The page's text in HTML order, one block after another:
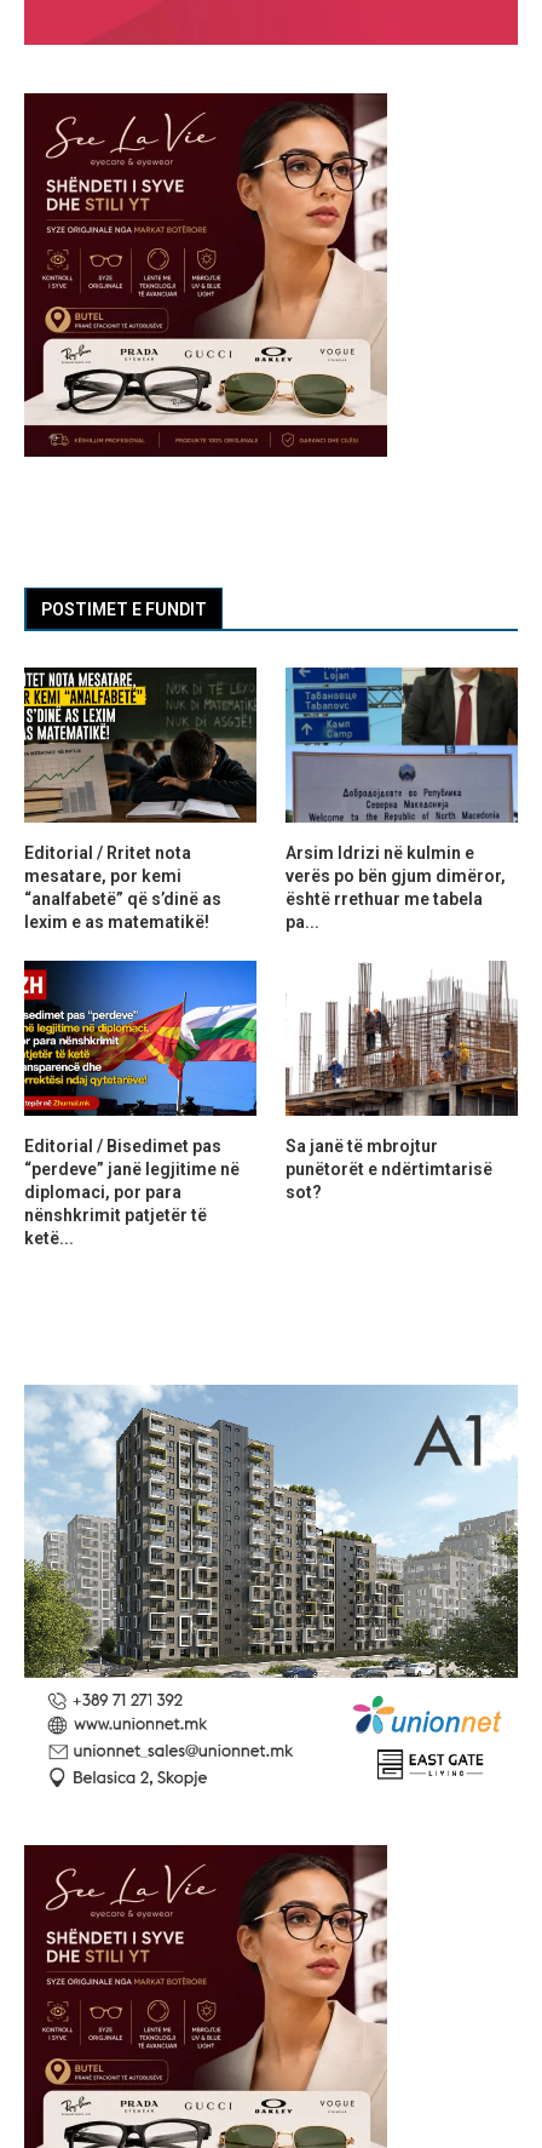
POSTIMET E FUNDIT
Editorial / Rritet nota
mesatare, por kemi
“analfabetë” që s’dinë as
lexim e as matematikë!
Arsim Idrizi në kulmin e
verës po bën gjum dimëror,
është rrethuar me tabela
pa...
Editorial / Bisedimet pas
“perdeve” janë legjitime në
diplomaci, por para
nënshkrimit patjetër të
ketë...
Sa janë të mbrojtur
punëtorët e ndërtimtarisë
sot?